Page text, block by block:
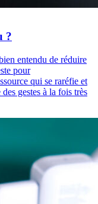
?
entendu de réduire
pour
qui se raréfie et
gestes à la fois très